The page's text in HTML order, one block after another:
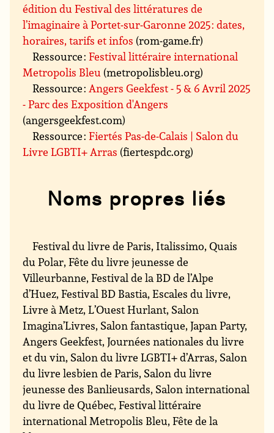
édition du Festival des littératures de
l’imaginaire à Portet-sur-Garonne 2025 : dates,
horaires, tarifs et infos (rom-game.fr)
Ressource :Festival littéraire international
Metropolis Bleu (metropolisbleu.org)
Ressource :Angers Geekfest - 5 & 6 Avril 2025
- Parc des Exposition d'Angers
(angersgeekfest.com)
Ressource :Fiertés Pas-de-Calais | Salon du
Livre LGBTI+ Arras (fiertespdc.org)
Noms propres liés
Festival du livre de Paris, Italissimo, Quais
du Polar, Fête du livre jeunesse de
Villeurbanne, Festival de la BD de l’Alpe
d’Huez, Festival BD Bastia, Escales du livre,
Livre à Metz, L’Ouest Hurlant, Salon
Imagina’Livres, Salon fantastique, Japan Party,
Angers Geekfest, Journées nationales du livre
et du vin, Salon du livre LGBTI+ d’Arras, Salon
du livre lesbien de Paris, Salon du livre
jeunesse des Banlieusards, Salon international
du livre de Québec, Festival littéraire
international Metropolis Bleu, Fête de la